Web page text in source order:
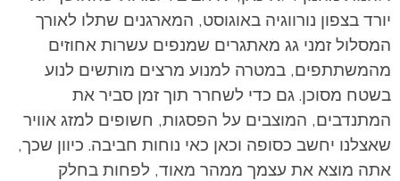
יורד בצפון נורווגיה באוגוסט, המארגנים שתלו לאורך
המסלול זמני גג מאתגרים שמנפים עשרות אחוזים
מהמשתתפים, במטרה למנוע מרצים מותשים לנוע
בשטח מסוכן. גם כדי לשחרר תוך זמן סביר את
המתנדבים, המוצבים על הפסגות, חשופים למזג אוויר
שאצלנו יחשב כסופה וכאן כאי נוחות חביבה. כיוון שכך,
אתה מוצא את עצמך ממהר מאוד, לפחות בחלק